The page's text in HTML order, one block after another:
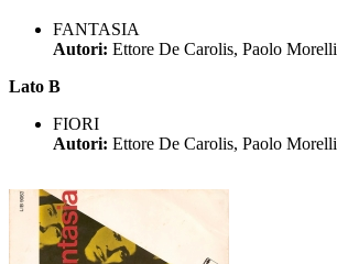
FANTASIA
Autori: Ettore De Carolis, Paolo Morelli
Lato B
FIORI
Autori: Ettore De Carolis, Paolo Morelli